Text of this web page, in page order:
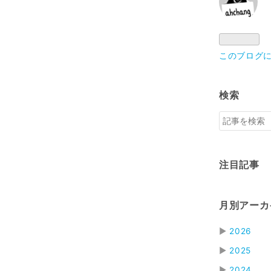
このブログ
検索
注目記事
月別アー
▶ 2026
▶ 2025